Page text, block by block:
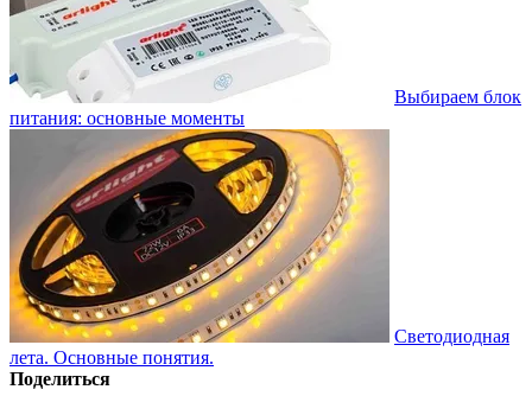
Выбираем блок
питания: основные моменты
Светодиодная
лета. Основные понятия.
Поделиться